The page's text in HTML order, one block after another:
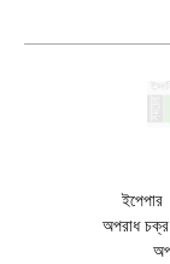
ইপেপার
অপরাধ